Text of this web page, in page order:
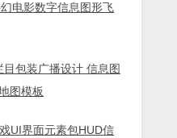
电影数字信息图形飞
包装广播设计 信息图
图模板
UI界面元素包HUD信